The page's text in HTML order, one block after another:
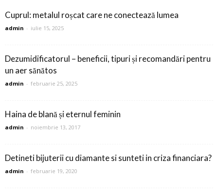
Cuprul: metalul roșcat care ne conectează lumea
admin - iulie 15, 2025
Dezumidificatorul – beneficii, tipuri și recomandări pentru
un aer sănătos
admin - februarie 25, 2025
Haina de blană și eternul feminin
admin - noiembrie 13, 2017
Detineti bijuterii cu diamante si sunteti in criza financiara?
admin - februarie 19, 2020